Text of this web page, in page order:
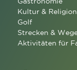
Kultur & Religion
Golf
Strecken &
Aktivitäten für